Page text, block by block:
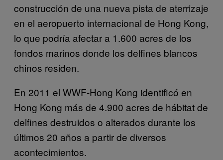
construcción de una nueva pista de aterrizaje
en el aeropuerto internacional de Hong Kong,
lo que podría afectar a 1.600 acres de los
fondos marinos donde los delfines blancos
chinos residen.
En 2011 el WWF-Hong Kong identificó en
Hong Kong más de 4.900 acres de hábitat de
delfines destruidos o alterados durante los
últimos 20 años a partir de diversos
acontecimientos.